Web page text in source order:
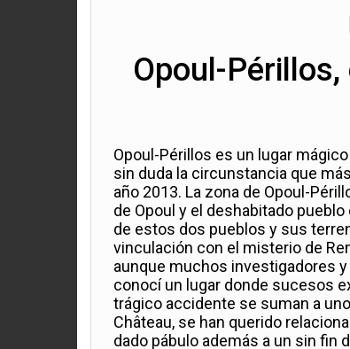
Opoul-
Opoul-Périllos es un lugar
sin duda la circunstancia que
año 2013. La zona de Opoul-
de Opoul y el deshabitado
de estos dos pueblos y sus
vinculación con el misterio de
aunque muchos investigadores
conocí un lugar donde sucesos
trágico accidente se suman a
Château, se han querido
dado pábulo además a un sin fin